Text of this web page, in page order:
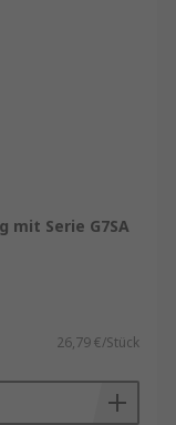
mit Serie G7SA
26,79 €/Stück